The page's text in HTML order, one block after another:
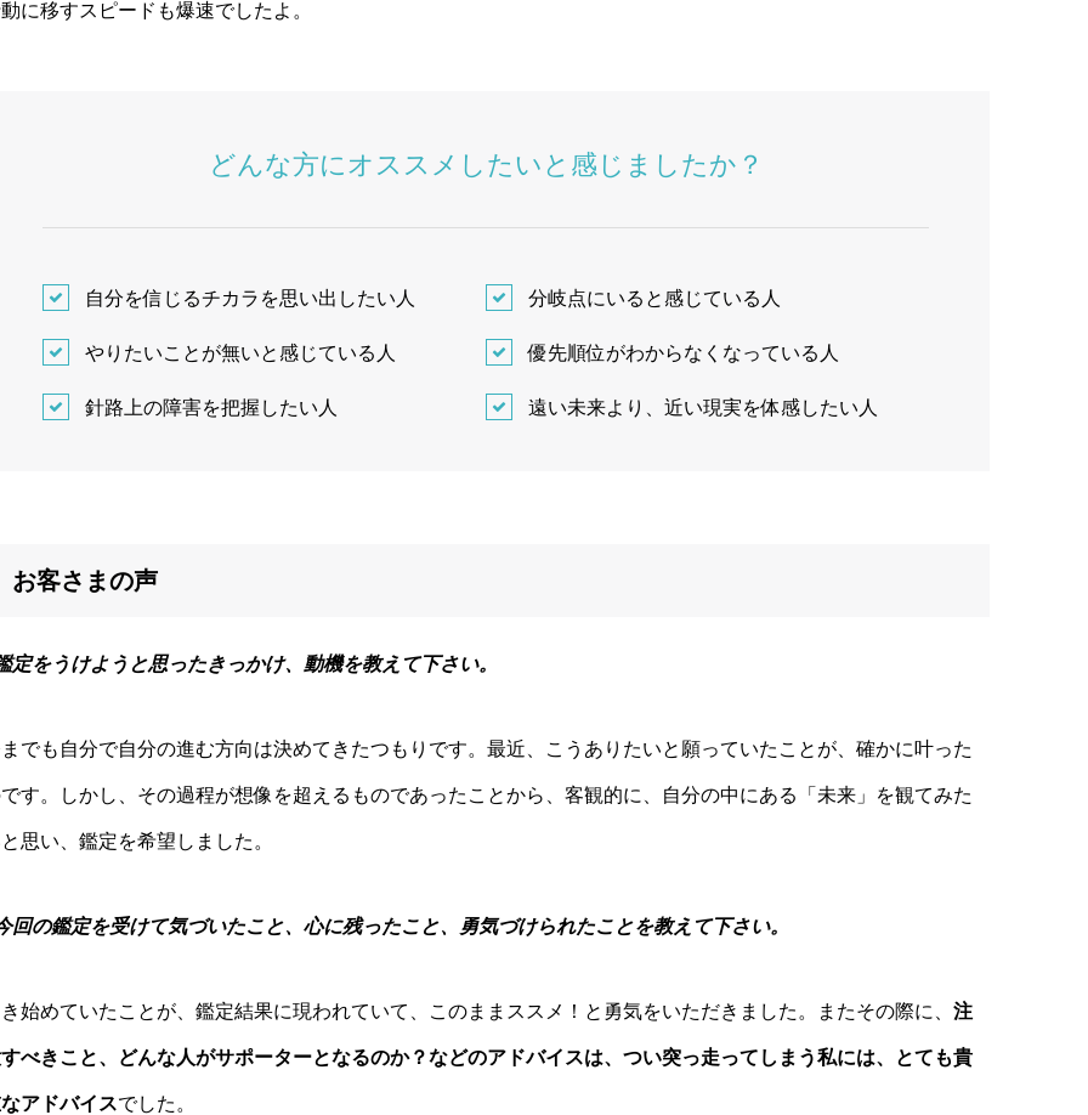
に移すスピードも爆速でしたよ。
どんな方にオススメしたいと感じましたか？
自分を信じるチカラを思い出したい人 分岐点にいると感じている人
やりたいことが無いと感じている人 優先順位がわからなくなっている人
針路上の障害を把握したい人 遠い未来より、近い現実を体感したい人
お客さまの声
定をうけようと思ったきっかけ、動機を教えて下さい。
でも自分で自分の進む方向は決めてきたつもりです。最近、こ うありたいと願っていたことが、確かに叶った
す。しかし、その過程が想像を超えるものであったことから、客観的に、自分の中にある「未来」を観てみた
思い、鑑定を希望しました。
回の鑑定を受けて気づいたこと、心に残ったこと、勇気づけられたことを教えて下さい。
始めていたことが、鑑定結果に現われていて、 このままススメ！と勇気をいただきました。またその際に、 注
べきこと、どんな人がサポーターとなるのか？などのアドバイスは、つい突っ走ってしまう私には、とても貴
アドバイスでした。